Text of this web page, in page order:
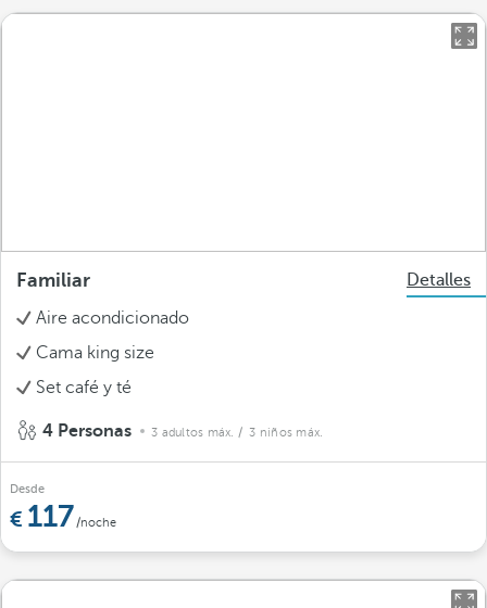
Familiar
Detalles
Aire acondicionado
Cama king size
Set café y té
4 Personas 3 adultos máx. / 3 niños máx.
Desde
117/noche